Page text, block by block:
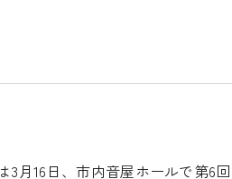
月16日、市内音屋ホールで第6